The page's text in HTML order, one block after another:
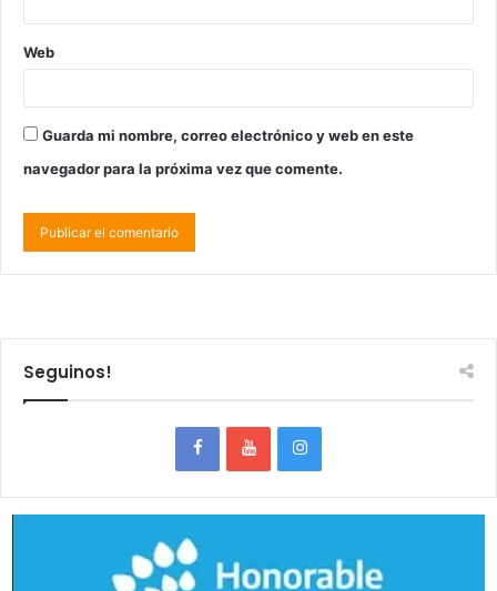
Web
Guarda mi nombre, correo electrónico y web en este
navegador para la próxima vez que comente.
Seguinos!